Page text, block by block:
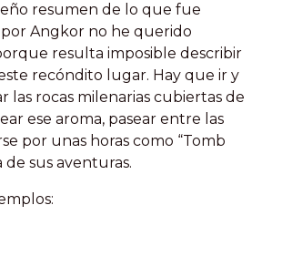
resumen de lo que fue
Angkor no he querido
resulta imposible describir
recóndito lugar. Hay que ir y
las rocas milenarias cubiertas de
ese aroma, pasear entre las
por unas horas como “Tomb
de sus aventuras.